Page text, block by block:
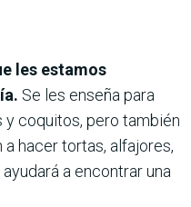
les estamos
Se les enseña para
y coquitos, pero también
hacer tortas, alfajores,
a encontrar una